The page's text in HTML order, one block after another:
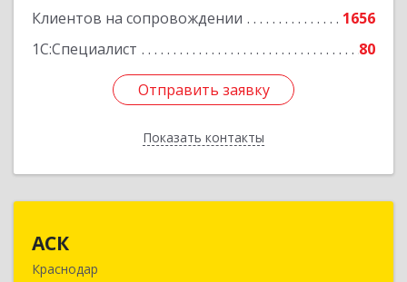
Клиентов на сопровождении
1656
1С:Специалист
80
Отправить заявку
Показать контакты
Отправить заявку
Назад
АСК
Краснодар350900, Краснодарский край, Краснодар г,